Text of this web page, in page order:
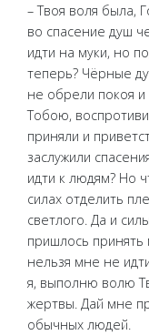
– Твоя воля была,
во спасение душ
идти на муки, но
теперь? Чёрные
не обрели покоя и
Тобою,
приняли и
заслужили
идти к людям? Но
силах отделить
светлого. Да и
пришлось
нельзя мне не
я, выполню волю
жертвы. Дай мне
обычных людей.